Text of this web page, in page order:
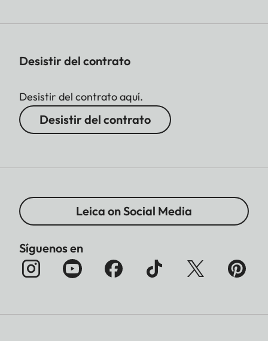
Desistir del contrato
Desistir del contrato aquí.
Desistir del contrato
Leica on Social Media
Síguenos en